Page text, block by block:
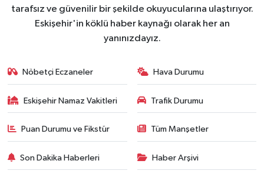
tarafsız ve güvenilir bir şekilde okuyucularına ulaştırıyor.
Eskişehir'in köklü haber kaynağı olarak her an
yanınızdayız.
Nöbetçi Eczaneler Hava Durumu
Eskişehir Namaz Vakitleri Trafik Durumu
Puan Durumu ve Fikstür Tüm Manşetler
Son Dakika Haberleri Haber Arşivi